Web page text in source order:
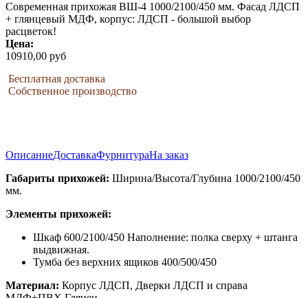
Современная прихожая ВШ-4 1000/2100/450 мм. Фасад ЛДСП
+ глянцевый МДФ, корпус: ЛДСП - большой выбор
расцветок!
Цена:
10910,00 руб
Бесплатная доставка
Собственное производство
ОписаниеДоставкаФурнитураНа заказ
Габариты прихожей: Ширина/Высота/Глубина 1000/2100/450
мм.
Элементы прихожей:
Шкаф 600/2100/450 Наполнение: полка сверху + штанга
выдвижная.
Тумба без верхних ящиков 400/500/450
Материал: Корпус ЛДСП, Дверки ЛДСП и справа